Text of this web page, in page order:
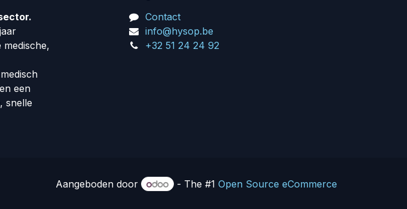
een
snelle
Contact
info@hysop.be
+32 51 24 24 92
Aangeboden door - The #1 Open Source eCommerce